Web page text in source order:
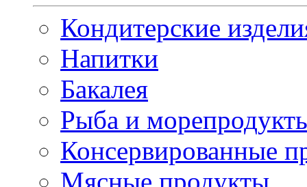
Кондитерские
Напитки
Бакалея
Рыба и
Консервированные
Мясные продукты